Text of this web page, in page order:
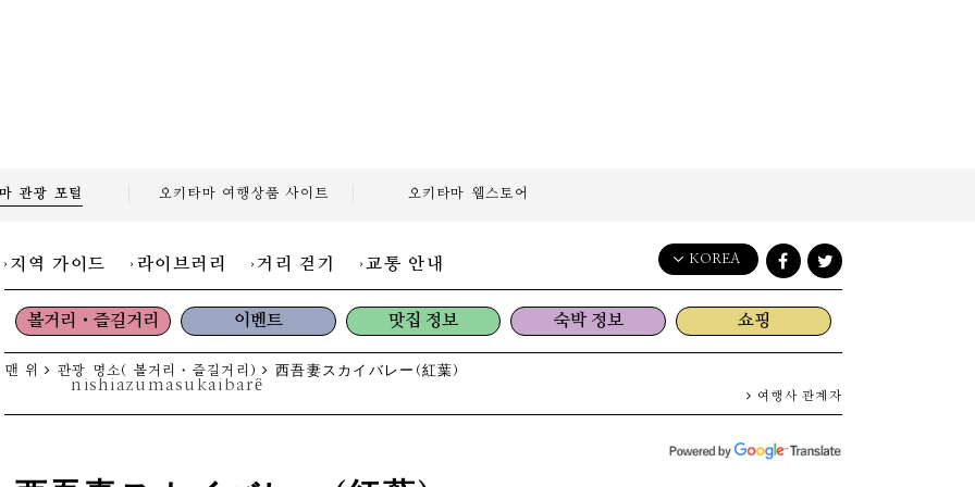
관광 포털 오키타마 여행상품 사이트 오키타마 웹스토어
지역 가이드 라이브러리 거리 걷기 교통 안내 KOREA
English
日本語
한국어
볼거리・즐길거리 이벤트 맛집 정보 숙박 정보 쇼핑
맨 위 관광 명소( 볼거리・즐길거리) 西吾妻スカイバレー(紅葉)
nishiazumasukaibarê
여행사 관계자